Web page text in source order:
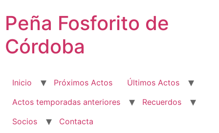
contenido
Peña Fosforito de
Córdoba
Inicio Próximos Actos
Últimos Actos
Actos temporadas anteriores
Recuerdos
Socios
Contacta